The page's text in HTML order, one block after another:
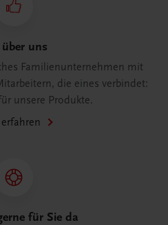
uns
Familienunternehmen mit
die eines verbindet:
unsere Produkte.
für Sie da